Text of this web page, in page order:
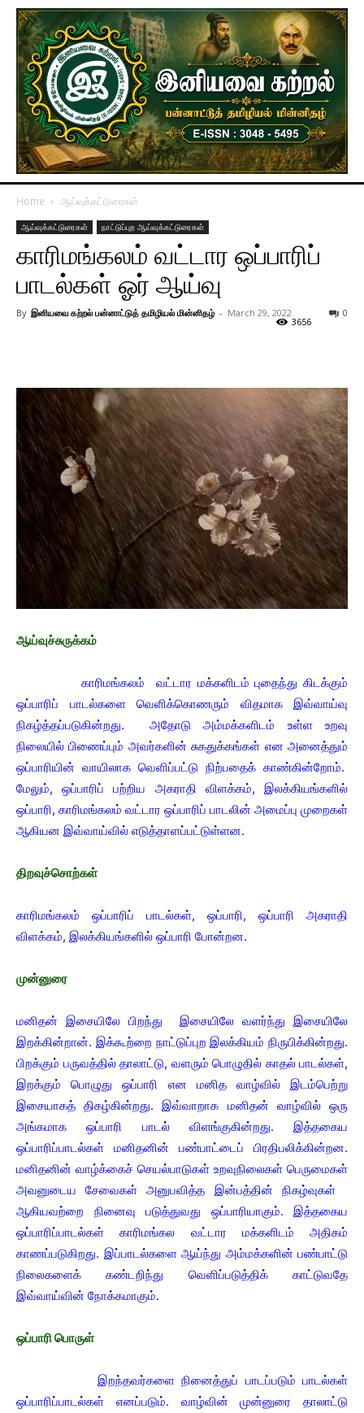
Home ஆய்வுக்கட்டுரைகள்
ஆய்வுக்கட்டுரைகள் நாட்டுப்புற ஆய்வுக்கட்டுரைகள்
காரிமங்கலம் வட்டார ஒப்பாரிப்
பாடல்கள் ஓர் ஆய்வு
By இனியவை கற்றல் பன்னாட்டுத் தமிழியல் மின்னிதழ் - March 29, 2022 0
3656
ஆய்வுச்சுருக்கம்
காரிமங்கலம் வட்டார மக்களிடம் புதைந்து கிடக்கும்
ஒப்பாரிப் பாடல்களை வெளிக்கொணரும் விதமாக இவ்வாய்வு
நிகழ்த்தப்படுகின்றது. அதோடு அம்மக்களிடம் உள்ள உறவு
நிலையில் பிணைப்பும் அவர்களின் சுகதுக்கங்கள் என அனைத்தும்
ஒப்பாரியின் வாயிலாக வெளிப்பட்டு நிற்பதைக் காண்கின்றோம்.
மேலும், ஒப்பாரிப் பற்றிய அகராதி விளக்கம், இலக்கியங்களில்
ஒப்பாரி, காரிமங்கலம் வட்டார ஒப்பாரிப் பாடலின் அமைப்பு முறைகள்
ஆகியன இவ்வாய்வில் எடுத்தாளப்பட்டுள்ளன.
திறவுச்சொற்கள்
காரிமங்கலம் ஒப்பாரிப் பாடல்கள், ஒப்பாரி, ஒப்பாரி அகராதி
விளக்கம், இலக்கியங்களில் ஒப்பாரி போன்றன.
முன்னுரை
மனிதன் இசையிலே பிறந்து இசையிலே வளர்ந்து இசையிலே
இறக்கின்றான். இக்கூற்றை நாட்டுப்புற இலக்கியம் நிருபிக்கின்றது.
பிறக்கும் பருவத்தில் தாலாட்டு, வளரும் பொழுதில் காதல் பாடல்கள்,
இறக்கும் பொழுது ஒப்பாரி என மனித வாழ்வில் இடம்பெற்று
இசையாகத் திகழ்கின்றது. இவ்வாறாக மனிதன் வாழ்வில் ஒரு
அங்கமாக ஒப்பாரி பாடல் விளங்குகின்றது. இத்தகைய
ஒப்பாரிப்பாடல்கள் மனிதனின் பண்பாட்டைப் பிரதிபலிக்கின்றன.
மனிதனின் வாழ்க்கைச் செயல்பாடுகள் உறவுநிலைகள் பெருமைகள்
அவனுடைய சேவைகள் அனுபவித்த இன்பத்தின் நிகழ்வுகள்
ஆகியவற்றை நினைவு படுத்துவது ஒப்பாரியாகும். இத்தகைய
ஒப்பாரிப்பாடல்கள் காரிமங்கல வட்டார மக்களிடம் அதிகம்
காணப்படுகிறது. இப்பாடல்களை ஆய்ந்து அம்மக்களின் பண்பாட்டு
நிலைகளைக் கண்டறிந்து வெளிப்படுத்திக் காட்டுவதே
இவ்வாய்வின் நோக்கமாகும்.
ஒப்பாரி பொருள்
இறந்தவர்களை நினைத்துப் பாடப்படும் பாடல்கள்
ஒப்பாரிப்பாடல்கள் எனப்படும். வாழ்வின் முன்னுரை தாலாட்டு